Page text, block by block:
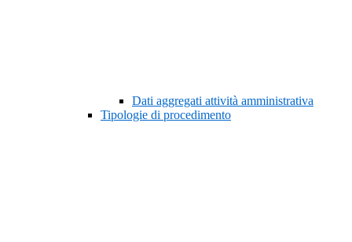
Dati aggregati attività amministrativa
Tipologie di procedimento